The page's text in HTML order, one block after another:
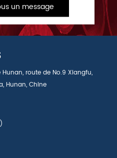
un message
route de No.9 Xiangfu,
Hunan, Chine